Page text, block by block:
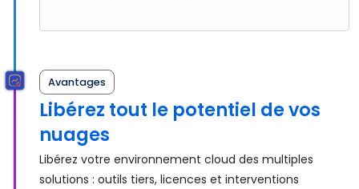
Avantages
Libérez tout le potentiel de vos
nuages
Libérez votre environnement cloud des multiples
solutions : outils tiers, licences et interventions